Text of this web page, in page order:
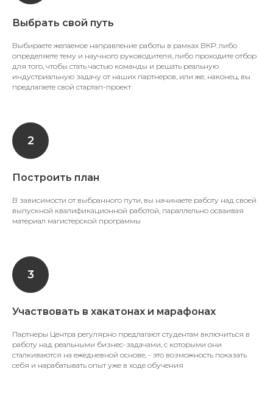
Выбрать свой путь
Выбираете желаемое направление работы в рамках ВКР: либо
определяете тему и научного руководителя, либо проходите отбор
для того, чтобы стать частью команды и решать реальную
индустриальную задачу от наших партнеров, или же, наконец, вы
предлагаете свой стартап-проект
Построить план
В зависимости от выбранного пути, вы начинаете работу над своей
выпускной квалификационной работой, параллельно осваивая
материал магистерской программы
Участвовать в хакатонах и марафонах
Партнеры Центра регулярно предлагают студентам включиться в
работу над реальными бизнес-задачами, с которыми они
сталкиваются на ежедневной основе, - это возможность показать
себя и нарабатывать опыт уже в ходе обучения